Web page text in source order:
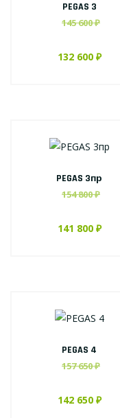
PEGAS 3
145 600 ₽
132 600 ₽
PEGAS 3пр
154 800 ₽
141 800 ₽
PEGAS 4
157 650 ₽
142 650 ₽